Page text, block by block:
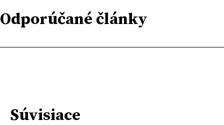
Odporúčané články
Súvisiace